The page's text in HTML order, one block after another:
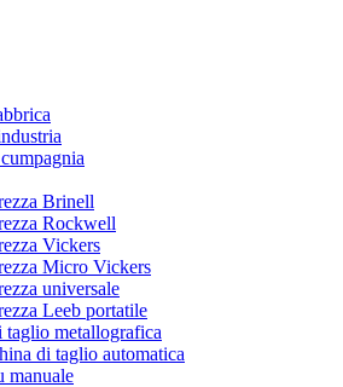
Brinell
Rockwell
Vickers
Micro Vickers
universale
Leeb portatile
taglio metallografica
di taglio automatica
manuale